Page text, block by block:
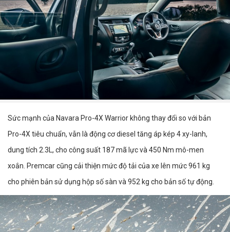
Sức mạnh của Navara Pro-4X Warrior không thay đổi so với bản
Pro-4X tiêu chuẩn, vẫn là động cơ diesel tăng áp kép 4 xy-lanh,
dung tích 2.3L, cho công suất 187 mã lực và 450 Nm mô-men
xoắn. Premcar cũng cải thiện mức độ tải của xe lên mức 961 kg
cho phiên bản sử dụng hộp số sàn và 952 kg cho bản số tự động.